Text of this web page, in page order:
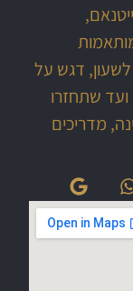
דגש על
ועד שתחזרו
מדריכים